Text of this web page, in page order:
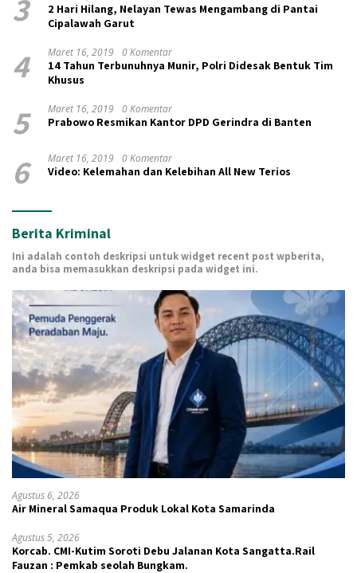
3
2 Hari Hilang, Nelayan Tewas Mengambang di Pantai
Cipalawah Garut
4 Maret 16, 2019 0 Komentar
14 Tahun Terbunuhnya Munir, Polri Didesak Bentuk Tim
Khusus
5 Maret 16, 2019 0 Komentar
Prabowo Resmikan Kantor DPD Gerindra di Banten
6 Maret 16, 2019 0 Komentar
Video: Kelemahan dan Kelebihan All New Terios
Berita Kriminal
Ini adalah contoh deskripsi untuk widget recent post wpberita,
anda bisa memasukkan deskripsi pada widget ini.
Agustus 6, 2026
Air Mineral Samaqua Produk Lokal Kota Samarinda
Agustus 5, 2026
Korcab. CMI-Kutim Soroti Debu Jalanan Kota Sangatta.Rail
Fauzan : Pemkab seolah Bungkam.